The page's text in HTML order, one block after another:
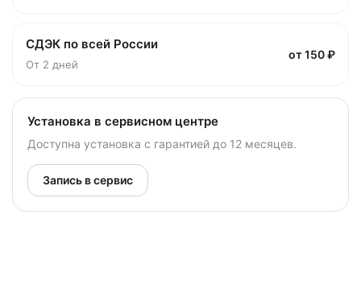
СДЭК по всей России
От 2 дней
от 150 ₽
Установка в сервисном центре
Доступна установка с гарантией до 12 месяцев.
Запись в сервис